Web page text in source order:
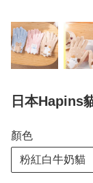
日本Hapins
顏色
粉紅白牛奶貓